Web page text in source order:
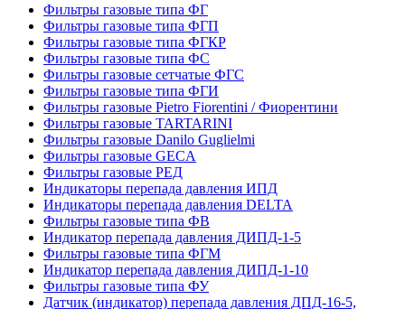
Фильтры газовые типа ФГ
Фильтры газовые типа ФГП
Фильтры газовые типа ФГКР
Фильтры газовые типа ФС
Фильтры газовые сетчатые ФГС
Фильтры газовые типа ФГИ
Фильтры газовые Pietro Fiorentini / Фиорентини
Фильтры газовые TARTARINI
Фильтры газовые Danilo Guglielmi
Фильтры газовые GECA
Фильтры газовые РЕД
Индикаторы перепада давления ИПД
Индикаторы перепада давления DELTA
Фильтры газовые типа ФВ
Индикатор перепада давления ДИПД-1-5
Фильтры газовые типа ФГМ
Индикатор перепада давления ДИПД-1-10
Фильтры газовые типа ФУ
Датчик (индикатор) перепада давления ДПД-16-5,